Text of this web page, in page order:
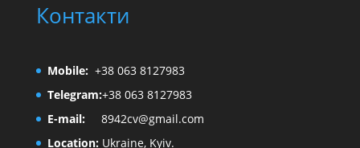
Контакти
Mobile: +38 063 8127983
Telegram:+38 063 8127983
E-mail:
8942cv@gmail.com
Location:Ukraine, Kyiv.